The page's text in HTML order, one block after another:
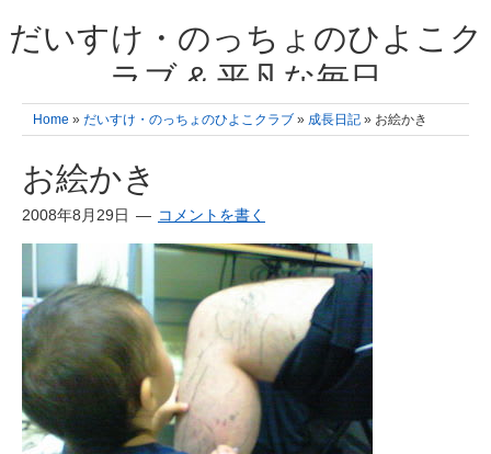
だいすけ・のっちょのひよこク
ラブ & 平凡な毎日
我が家の3人のひよこ成長日記と雑記 何十年後かに、大きくなったひよ
こ達とこの成長記を読み返すことを夢見て。& 3児ママの平凡日記 日々
Home » だいすけ・のっちょのひよこクラブ » 成長日記 » お絵かき
お絵かき
2008年8月29日 コメントを書く